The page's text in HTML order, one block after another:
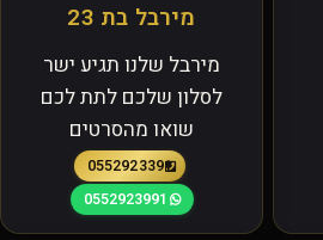
מירבל בת 23
מירבל שלנו תגיע ישר
לסלון שלכם לתת לכם
שואו מהסרטים
0552923391
0552923991